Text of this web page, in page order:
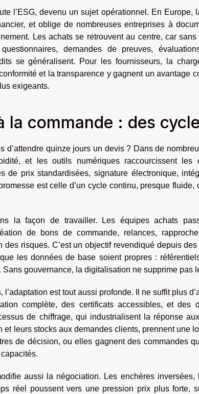
l’ESG, devenu un sujet opérationnel. En
et oblige de nombreuses entreprises à
Les achats se retrouvent au centre, car
demandes de preuves,
se généralisent. Pour les fournisseurs, la
et la transparence y gagnent un avantage
exigeants.
la commande : des
d’attendre quinze jours un devis ? Dans de
et les outils numériques raccourcissent les
de prix standardisées, signature électronique,
est celle d’un cycle continu, presque
la façon de travailler. Les équipes achats
de bons de commande, relances,
des risques. C’est un objectif revendiqué depuis
les données de base soient propres :
Sans gouvernance, la digitalisation ne supprime pas
l’adaptation est tout aussi profonde. Il ne suffit plus
complète, des certificats accessibles, et des
de chiffrage, qui industrialisent la réponse
et leurs stocks aux demandes clients, prennent une
de décision, ou elles gagnent des commandes
aussi la négociation. Les enchères inversées,
réel poussent vers une pression prix plus forte,